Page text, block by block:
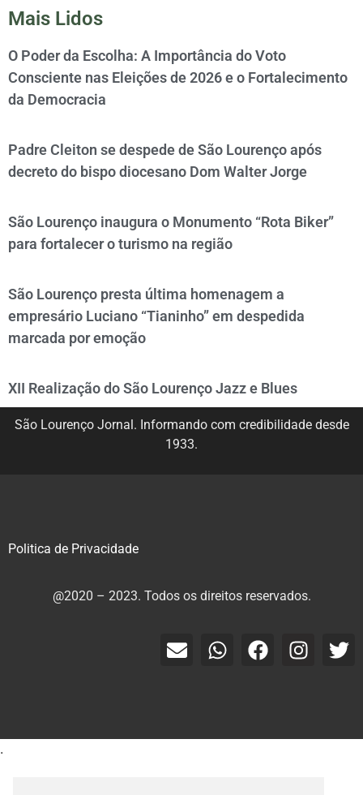
Mais Lidos
O Poder da Escolha: A Importância do Voto
Consciente nas Eleições de 2026 e o Fortalecimento
da Democracia
Padre Cleiton se despede de São Lourenço após
decreto do bispo diocesano Dom Walter Jorge
São Lourenço inaugura o Monumento “Rota Biker”
para fortalecer o turismo na região
São Lourenço presta última homenagem a
empresário Luciano “Tianinho” em despedida
marcada por emoção
XII Realização do São Lourenço Jazz e Blues
São Lourenço Jornal. Informando com credibilidade desde
1933.
Politica de Privacidade
@2020 – 2023. Todos os direitos reservados.
.